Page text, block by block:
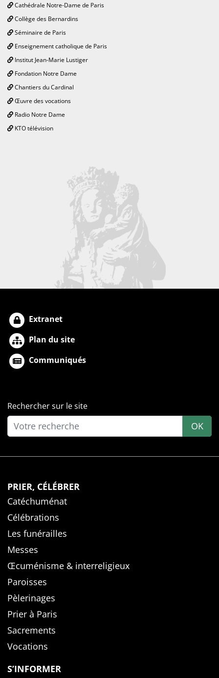
Cathédrale Notre-Dame de Paris
Collège des Bernardins
Séminaire de Paris
Enseignement catholique de Paris
Institut Jean-Marie Lustiger
Fondation Notre Dame
Chantiers du Cardinal
Œuvre des vocations
Radio Notre Dame
KTO télévision
Extranet
Plan du site
Communiqués
Rechercher sur le site
OK
PRIER, CÉLÉBRER
Catéchuménat
Célébrations
Les funérailles
Messes
Œcuménisme & interreligieux
Paroisses
Pèlerinages
Prier à Paris
Sacrements
Vocations
S’INFORMER